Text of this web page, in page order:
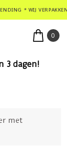
* WIJ
0
3 dagen!
met